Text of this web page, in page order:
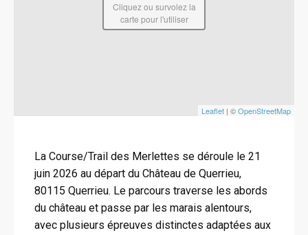
Leaflet | ©OpenStreetMap
Cliquez ou survolez la
carte pour l'utiliser
La Course/Trail des Merlettes se déroule le 21
juin 2026 au départ du Château de Querrieu,
80115 Querrieu. Le parcours traverse les abords
du château et passe par les marais alentours,
avec plusieurs épreuves distinctes adaptées aux